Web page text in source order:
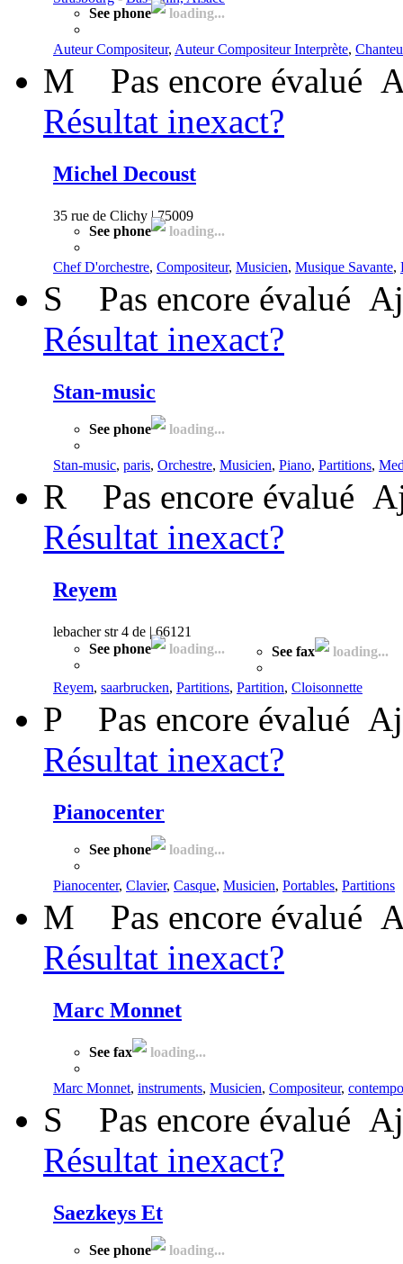
See phone
loading...
Auteur Compositeur, Auteur Compositeur Interprète,
M Pas encore évalué
Résultat inexact?
Michel Decoust
35 rue de Clichy | 75009
See phone
loading...
Chef D'orchestre, Compositeur, Musicien, Musique Savante,
S Pas encore évalué
Résultat inexact?
Stan-music
See phone loading...
Stan-music, paris, Orchestre, Musicien, Piano, Partitions,
R Pas encore évalué
Résultat inexact?
Reyem
lebacher str 4 de | 66121
See phone
loading... See fax loading...
Reyem, saarbrucken, Partitions, Partition, Cloisonnette
P Pas encore évalué
Résultat inexact?
Pianocenter
See phone loading...
Pianocenter, Clavier, Casque, Musicien, Portables, Partitions
M Pas encore évalué
Résultat inexact?
Marc Monnet
See fax loading...
Marc Monnet, instruments, Musicien, Compositeur,
S Pas encore évalué
Résultat inexact?
Saezkeys Et
See phone loading...